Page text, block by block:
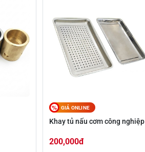
GIÁ ONLINE
Khay tủ nấu cơm công nghiệp
200,000đ